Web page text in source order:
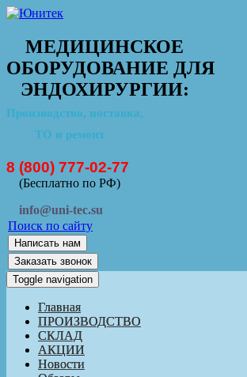
МЕДИЦИНСКОЕ
ОБОРУДОВАНИЕ ДЛЯ
ЭНДОХИРУРГИИ:
Производство, поставка,
ТО и ремонт
8 (800) 777-02-77
(Бесплатно по РФ)
info@uni-tec.su
Поиск по сайту
Написать нам
Заказать звонок
Toggle navigation
Главная
ПРОИЗВОДСТВО
СКЛАД
АКЦИИ
Новости